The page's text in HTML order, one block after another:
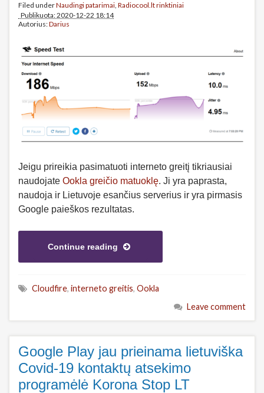
Filed underNaudingi patarimai, Radiocool.lt rinktiniai
Publikuota: 2020-12-22 18:14
Autorius:Darius
Jeigu prireikia pasimatuoti interneto greitį tikriausiai
naudojate Ookla greičio matuoklę. Ji yra paprasta,
naudoja ir Lietuvoje esančius serverius ir yra pirmasis
Google paieškos rezultatas.
Continue reading
Cloudfire, interneto greitis, Ookla
Leave comment
Google Play jau prieinama lietuviška
Covid-19 kontaktų atsekimo
programėlė Korona Stop LT